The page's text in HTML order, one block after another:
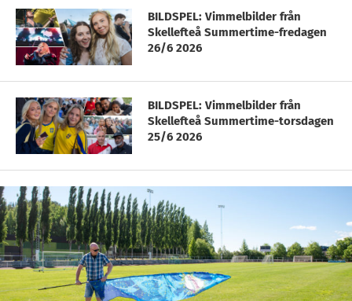
BILDSPEL: Vimmelbilder från
Skellefteå Summertime-fredagen
26/6 2026
BILDSPEL: Vimmelbilder från
Skellefteå Summertime-torsdagen
25/6 2026